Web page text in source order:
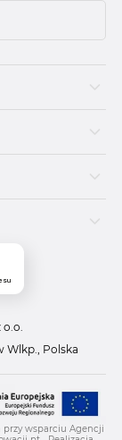
Wlkp., Polska
przy wsparciu Agencji